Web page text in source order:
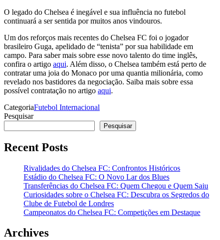
O legado do Chelsea é inegável e sua influência no futebol
continuará a ser sentida por muitos anos vindouros.
Um dos reforços mais recentes do Chelsea FC foi o jogador
brasileiro Guga, apelidado de “tenista” por sua habilidade em
campo. Para saber mais sobre esse novo talento do time inglês,
confira o artigo aqui. Além disso, o Chelsea também está perto de
contratar uma joia do Monaco por uma quantia milionária, como
revelado nos bastidores da negociação. Saiba mais sobre essa
possível contratação no artigo aqui.
CategoriaFutebol Internacional
Pesquisar
Pesquisar
Recent Posts
Rivalidades do Chelsea FC: Confrontos Históricos
Estádio do Chelsea FC: O Novo Lar dos Blues
Transferências do Chelsea FC: Quem Chegou e Quem Saiu
Curiosidades sobre o Chelsea FC: Descubra os Segredos do
Clube de Futebol de Londres
Campeonatos do Chelsea FC: Competições em Destaque
Archives